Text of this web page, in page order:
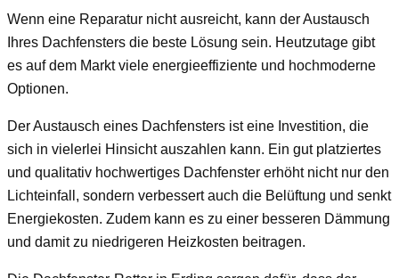
Wenn eine Reparatur nicht ausreicht, kann der Austausch
Ihres Dachfensters die beste Lösung sein. Heutzutage gibt
es auf dem Markt viele energieeffiziente und hochmoderne
Optionen.
Der Austausch eines Dachfensters ist eine Investition, die
sich in vielerlei Hinsicht auszahlen kann. Ein gut platziertes
und qualitativ hochwertiges Dachfenster erhöht nicht nur den
Lichteinfall, sondern verbessert auch die Belüftung und senkt
Energiekosten. Zudem kann es zu einer besseren Dämmung
und damit zu niedrigeren Heizkosten beitragen.